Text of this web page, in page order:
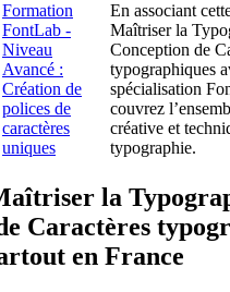
Formation
FontLab -
Niveau
Avancé :
Création de
polices de
caractères
uniques
En associant
Maîtriser la
Conception de
typographiques
spécialisation
couvrez
créative et
typographie.
la
Caractères
en France